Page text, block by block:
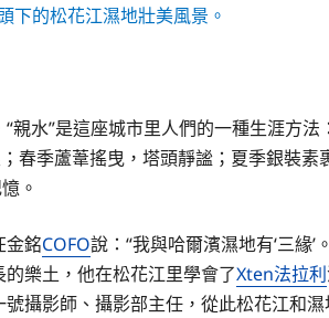
下的松花江濕地壯美風景。
水”是這座城市里人們的一種生涯方法
春季蘆葦搖曳，塔頭靜謐；夏季銀裝素
。
金銘COFO說：“我與哈爾濱濕地有‘三緣’
樂土，他在松花江里學會了Xten法拉利
攝影師、攝影部主任，從此松花江和